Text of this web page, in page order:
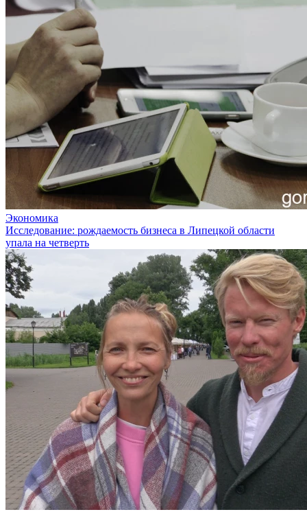
Экономика
Исследование: рождаемость бизнеса в Липецкой области
упала на четверть